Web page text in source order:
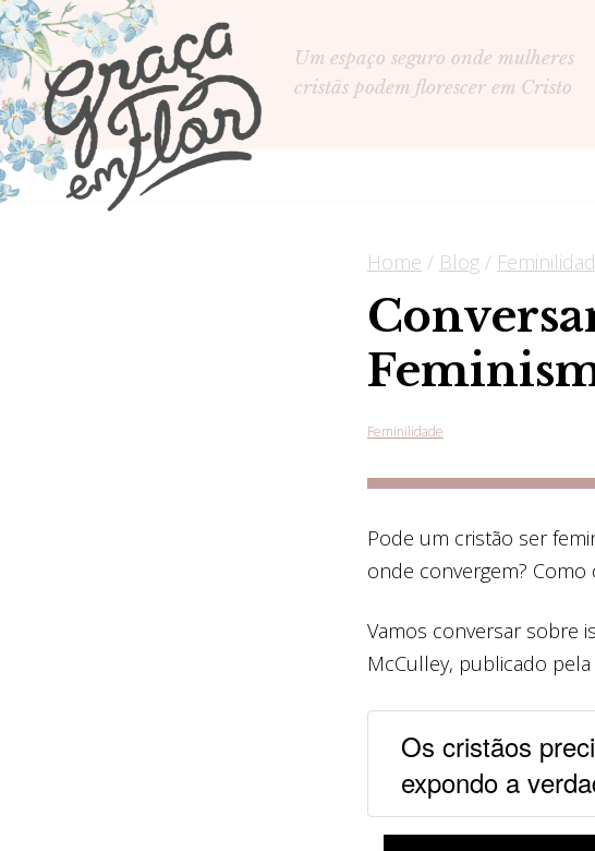
Um espaço seguro onde mulheres
cristãs podem florescer em Cristo
Home / Blog /
Feminilidade
Pode um cristão ser
onde convergem?
Vamos conversar sobre
McCulley, publicado pela
Os cristãos
expondo a